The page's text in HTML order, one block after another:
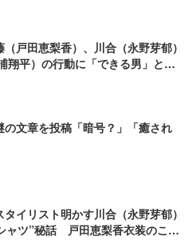
（戸田恵梨香）、川合（永野芽郁）
翔平）の行動に「できる男」と称
の文章を投稿「暗号？」「癒され
タイリスト明かす川合（永野芽郁）
ャツ”秘話 戸田恵梨香衣装のこだ